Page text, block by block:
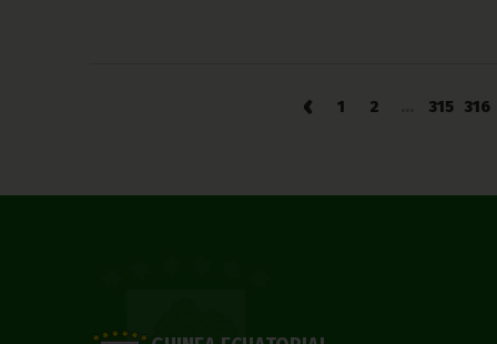
‹ 1 2 315 316